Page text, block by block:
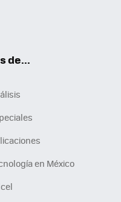
de...
en México